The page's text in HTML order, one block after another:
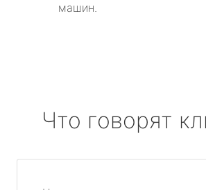
машин.
Что говорят